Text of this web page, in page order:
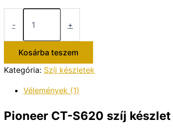
-
Pioneer
szíj
készlet
+
Kosárba teszem
Kategória: Szíj készletek
Vélemények (1)
Pioneer CT-S620 szíj készlet